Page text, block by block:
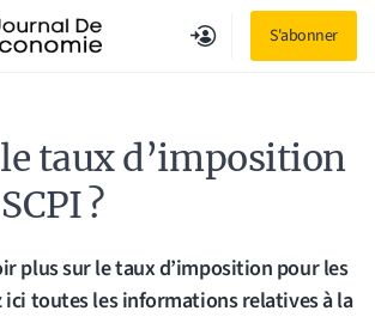
S'abonner
taux d’imposition
?
plus sur le taux d’imposition pour les
ici toutes les informations relatives à la